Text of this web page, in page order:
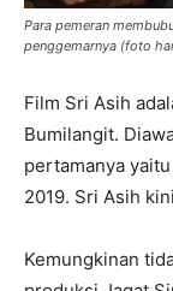
Para pemeran
penggemarnya (foto
Film Sri Asih
Bumilangit.
pertamanya
2019. Sri Asih
Kemungkinan